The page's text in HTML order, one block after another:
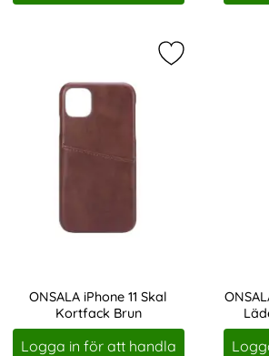
ONSALA iPhone 11 Skal
Kortfack Brun
Art. nr 207325
Logga in för att handla
Markera
Art. nr